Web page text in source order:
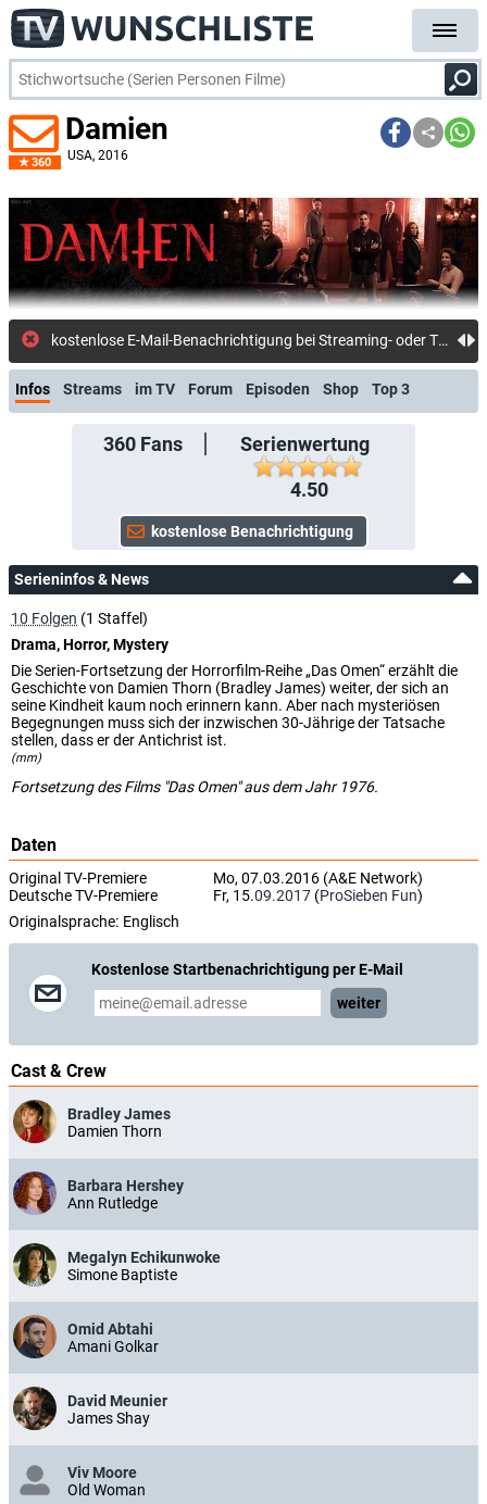
360
Damien
USA, 2016
k
Infos Streams im TV Forum Episoden Shop Top 3
360Fans
Serienwertung
4.50
Serieninfos & News
10 Folgen (1 Staffel)
Drama, Horror, Mystery
Die Serien-Fortsetzung der Horrorfilm-Reihe „Das Omen“ erzählt die
Geschichte von Damien Thorn (Bradley James) weiter, der sich an
seine Kindheit kaum noch erinnern kann. Aber nach mysteriösen
Begegnungen muss sich der inzwischen 30-Jährige der Tatsache
stellen, dass er der Antichrist ist.
(mm)
Fortsetzung des Films "Das Omen" aus dem Jahr 1976.
Daten
Original TV-Premiere
Mo, 07.03.2016 (A&E Network)
Deutsche TV-Premiere
Fr, 15.09.2017 (ProSieben Fun)
Originalsprache: Englisch
Kostenlose Startbenachrichtigung per E-Mail
weiter
Cast & Crew
Bradley James
Damien Thorn
Barbara Hershey
Ann Rutledge
Megalyn Echikunwoke
Simone Baptiste
Omid Abtahi
Amani Golkar
David Meunier
James Shay
Viv Moore
Old Woman